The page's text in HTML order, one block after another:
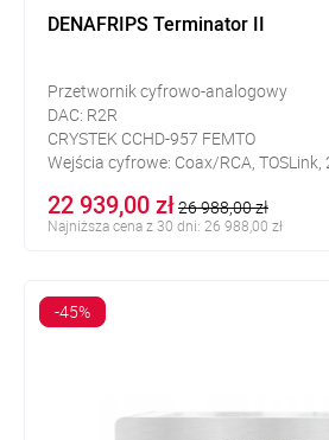
DENAFRIPS Terminator II
Przetwornik cyfrowo-analogowy
DAC: R2R
CRYSTEK CCHD-957 FEMTO
Wejścia cyfrowe: Coax/RCA, TOSLink,
Wyjścia analogowe: XLR, RCA
FPGA
22 939,00 zł26 988,00 zł
Najniższa cena z 30 dni: 26 988,00 zł
-45%